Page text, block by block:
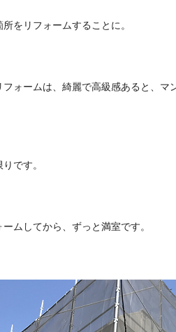
をリフォームすることに。
ォームは、綺麗で高級感あると、マ
です。
ムしてから、ずっと満室です。